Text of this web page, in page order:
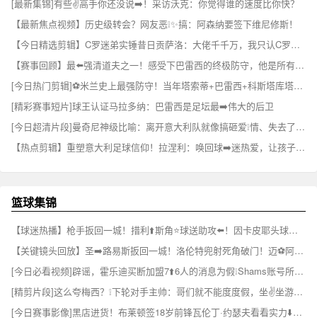
[最新集锦]有些✌️高手你还没说➡️！采访沃克：你觉得谁的速度比你快？
【最新焦点视频】历史级转会？网友恶❕✨搞：阿森纳要签下维尼修斯！
【今日精选剪辑】C罗迷弟实锤昔日贡萨洛：大佬千千万，我只认C罗⚽这⬆️一个
【赛事回顾】最⬅️强清道夫之一！感受下巴雷西的终极防守，他是所有前锋➡️的噩梦
[今日热门剪辑]⚽米兰史上最强防守！当年塔索蒂+巴雷西+科斯塔库塔+马尔⚽蒂尼
[精彩赛事短片]球王认证马拉多纳：巴雷西是足坛最➡️伟大的后卫
[今日超清片段]曼奇尼神级比喻：离开意大利队就像搞砸爱❕情、失去了最爱的⬅️女人！
【热点剪辑】重塑意大利足球信仰！拉涅利：唤回球➡️迷热爱，让孩子❗看见国家队！
篮球集锦
【球迷热播】枪手扳回一城！措利⬆️斯角⭐球送助攻⬅️！因卡皮耶头球破门！
【关键镜头回放】圣➡️路易斯扳回一城！洛伦特兜射死角破门！迈⚽阿密4-2领先！
[今日必看视频]辟谣，霍乐迪买断加盟7⬆️6人的消息为假❕Shams账号所发 ✨！
[精剪片段]这么夸梅西？❕下轮对手主帅：哥们就不能度度假，坐✌️坐游艇吗？
[今日赛事影像]黑店进货！布莱顿签18岁前锋瓦伦丁·约瑟夫看看实力⬇️如何？